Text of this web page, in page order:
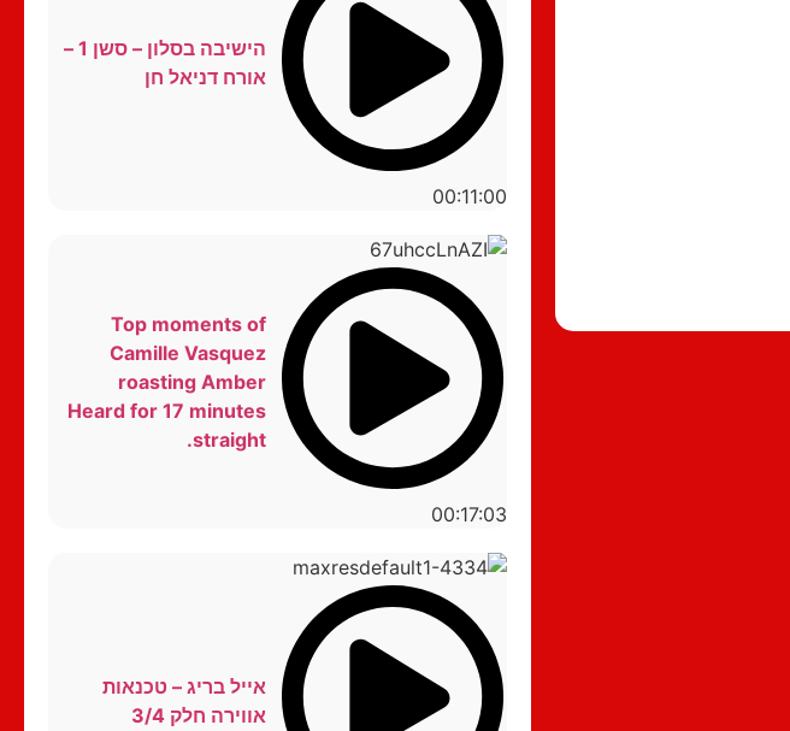
00:11:00
הישיבה בסלון – סשן 1 –
אורח דניאל חן
00:17:03
Top moments of
Camille Vasquez
roasting Amber
Heard for 17 minutes
straight.
אייל בריג – טכנאות
אווירה חלק 3/4